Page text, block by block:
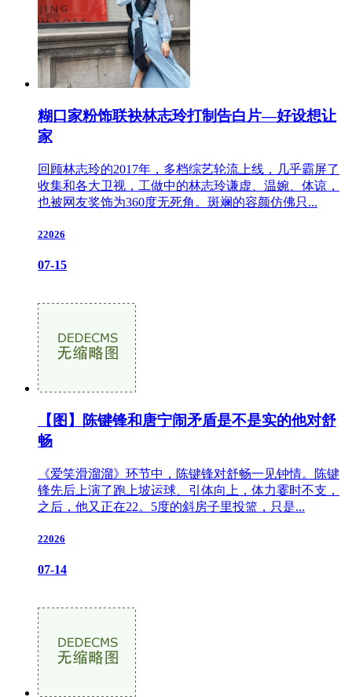
糊口家粉饰联袂林志玲打制告白片—好设想让
家
回顾林志玲的2017年，多档综艺轮流上线，几乎霸屏了
收集和各大卫视，工做中的林志玲谦虚、温婉、体谅，
也被网友奖饰为360度无死角。斑斓的容颜仿佛只...
22026
07-15
【图】陈键锋和唐宁闹矛盾是不是实的他对舒
畅
《爱笑滑溜溜》环节中，陈键锋对舒畅一见钟情。陈键
锋先后上演了跑上坡运球、引体向上，体力霎时不支，
之后，他又正在22。5度的斜房子里投篮，只是...
22026
07-14